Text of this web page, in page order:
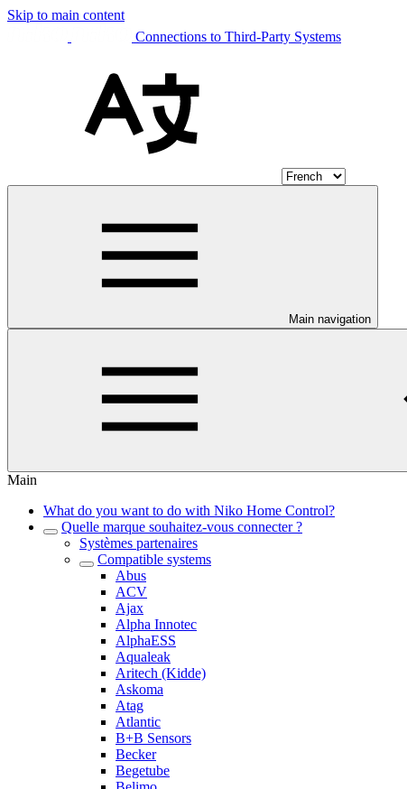
Skip to main content
Connections to Third-Party Systems
Main navigation
Main
What do you want to do with Niko Home Control?
Quelle marque souhaitez-vous connecter ?
Systèmes partenaires
Compatible systems
Abus
ACV
Ajax
Alpha Innotec
AlphaESS
Aqualeak
Aritech (Kidde)
Askoma
Atag
Atlantic
B+B Sensors
Becker
Begetube